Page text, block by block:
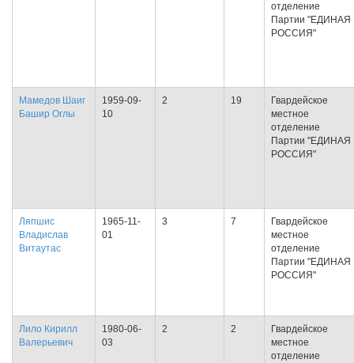
отделение
Партии "ЕДИНАЯ
РОССИЯ"
Мамедов Шаиг
Башир Оглы
1959-09-
10
2 19
Гвардейское
местное
отделение
Партии "ЕДИНАЯ
РОССИЯ"
Ляпшис
Владислав
Витаутас
1965-11-
01
3 7
Гвардейское
местное
отделение
Партии "ЕДИНАЯ
РОССИЯ"
Лило Кирилл
Валерьевич
1980-06-
03
2 2
Гвардейское
местное
отделение